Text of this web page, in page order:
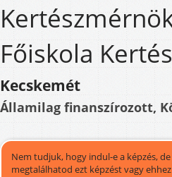
Főiskola
Kecskemét
Államilag finanszírozott,
Nem tudjuk, hogy indul-e a képzés,
megtalálhatod ezt képzést vagy